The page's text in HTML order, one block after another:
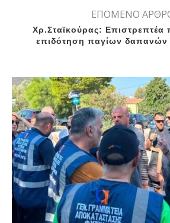
ΕΠΟΜΕΝΟ
Χρ.Σταϊκούρας: Επιστρεπτέα
επιδότηση παγίων δαπανών